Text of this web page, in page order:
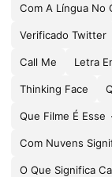
Com A Língua No
Verificado Twitter
Call Me Letra
Thinking Face
Que Filme É Esse
Com Nuvens
O Que Significa